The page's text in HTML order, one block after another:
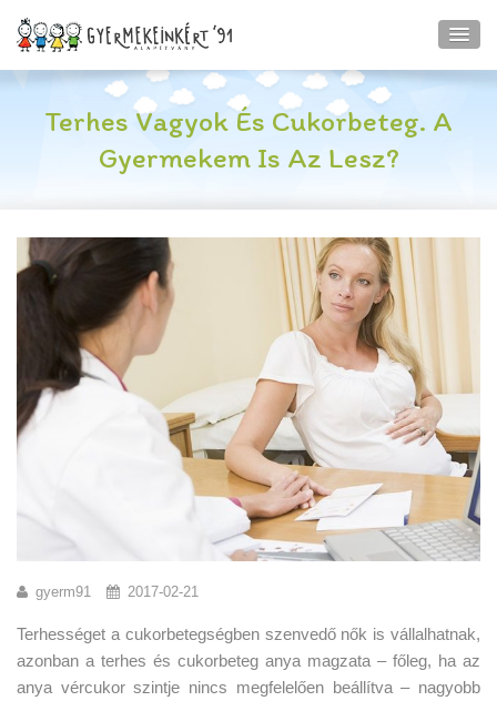
Terhes Vagyok És Cukorbeteg. A
Gyermekem Is Az Lesz?
gyerm91 2017-02-21
Terhességet a cukorbetegségben szenvedő nők is vállalhatnak,
azonban a terhes és cukorbeteg anya magzata – főleg, ha az
anya vércukor szintje nincs megfelelően beállítva – nagyobb